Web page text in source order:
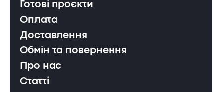
Готові проєкти
Оплата
Доставлення
Обмін та повернення
Про нас
Статті